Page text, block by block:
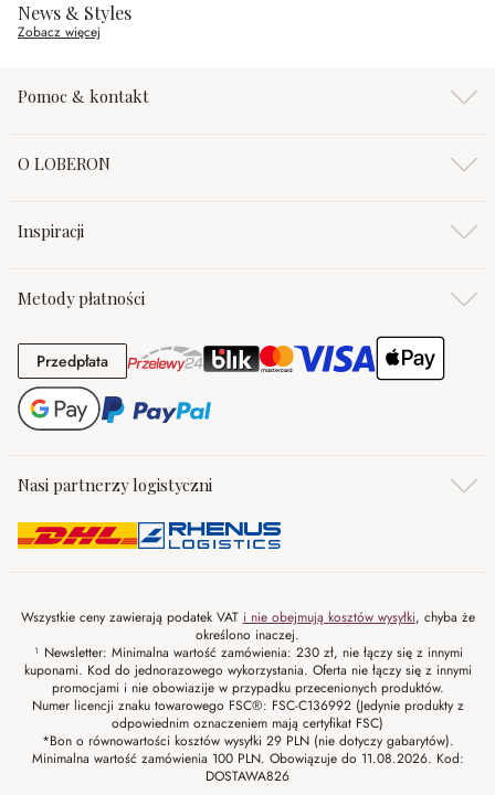
News & Styles
Zobacz więcej
Pomoc & kontakt
O LOBERON
Inspiracji
Metody płatności
PrzedpłataPrzedpłata
Nasi partnerzy logistyczni
Wszystkie ceny zawierają podatek VAT i nie obejmują kosztów wysyłki, chyba że
określono inaczej.
¹ Newsletter: Minimalna wartość zamówienia: 230 zł, nie łączy się z innymi
kuponami. Kod do jednorazowego wykorzystania. Oferta nie łączy się z innymi
promocjami i nie obowiazije w przypadku przecenionych produktów.
Numer licencji znaku towarowego FSC®: FSC-C136992 (Jedynie produkty z
odpowiednim oznaczeniem mają certyfikat FSC)
*Bon o równowartości kosztów wysyłki 29 PLN (nie dotyczy gabarytów).
Minimalna wartość zamówienia 100 PLN. Obowiązuje do 11.08.2026. Kod:
DOSTAWA826